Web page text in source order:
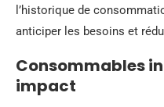
l’historique de
anticiper les besoins et
Consommables
impact